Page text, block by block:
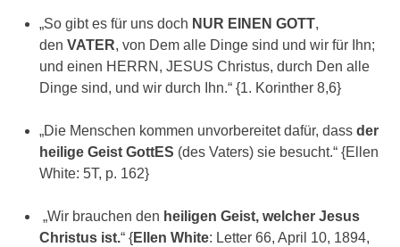
„So gibt es für uns doch NUR EINEN GOTT,
den VATER, von Dem alle Dinge sind und wir für Ihn;
und einen HERRN, JESUS Christus, durch Den alle
Dinge sind, und wir durch Ihn.“ {1. Korinther 8,6}
„Die Menschen kommen unvorbereitet dafür, dass der
heilige Geist GottES (des Vaters) sie besucht.“ {Ellen
White: 5T, p. 162}
„Wir brauchen den heiligen Geist, welcher Jesus
Christus ist.“ {Ellen White: Letter 66, April 10, 1894,